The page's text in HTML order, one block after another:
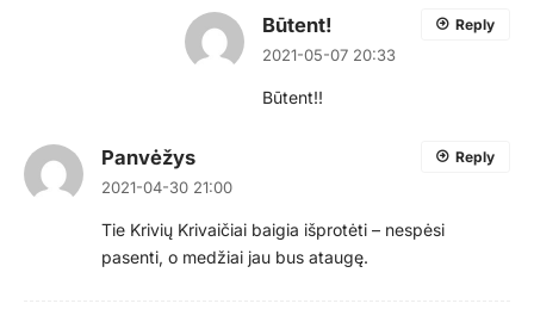
Būtent!
2021-05-07 20:33
Būtent!!
Reply
Panvėžys
2021-04-30 21:00
Tie Krivių Krivaičiai baigia išprotėti – nespėsi
pasenti, o medžiai jau bus ataugę.
Reply